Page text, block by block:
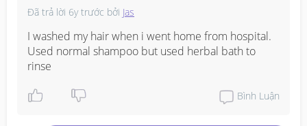
Đã trả lời 6y trước bởi Jas
I washed my hair when i went home from hospital.
Used normal shampoo but used herbal bath to
rinse
Bình Luận